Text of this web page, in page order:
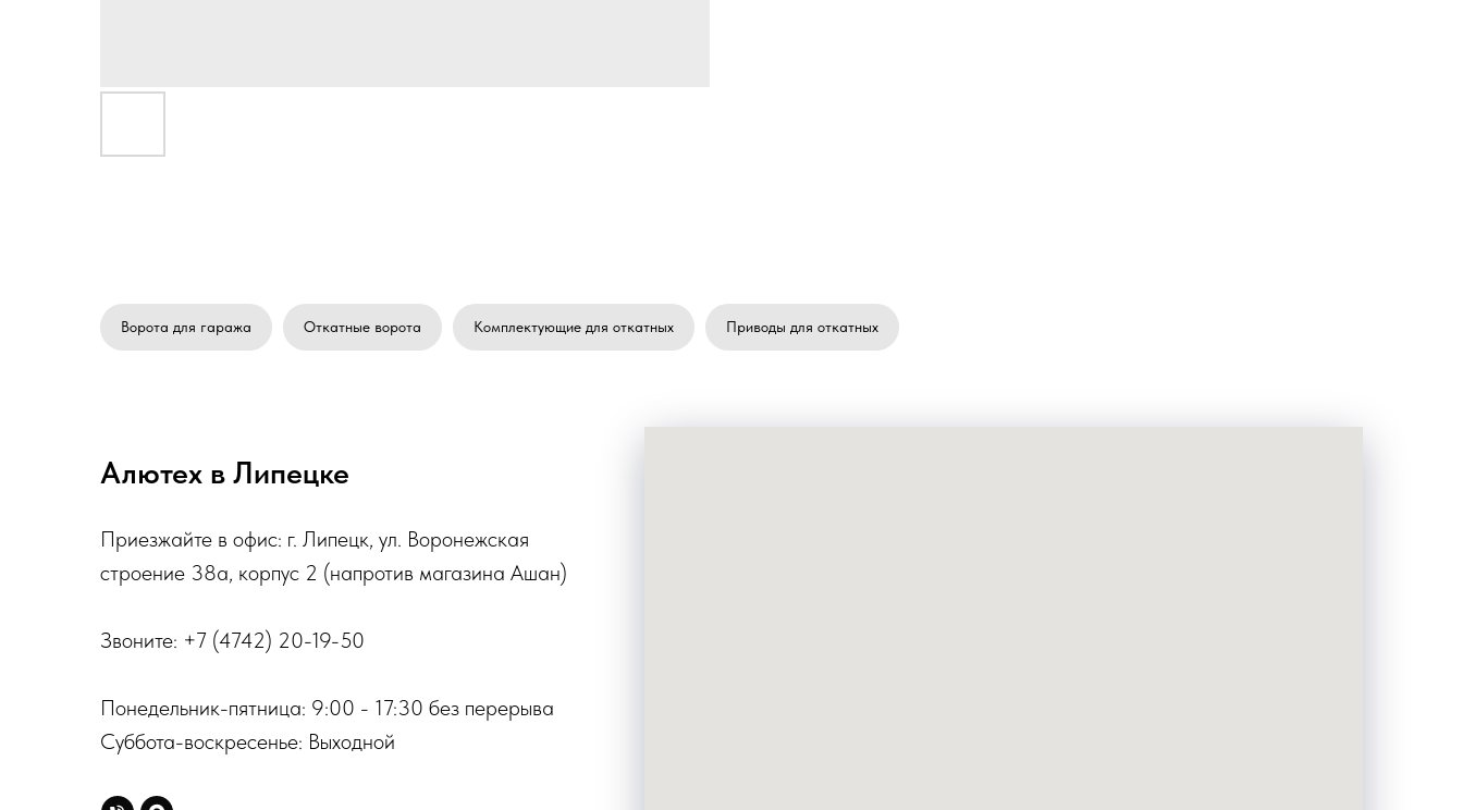
Ворота для гаража Откатные ворота Комплектующие для откатных Приводы для откатных
Алютех в Липецке
Приезжайте в офис: г. Липецк, ул. Воронежская
строение 38а, корпус 2 (напротив магазина Ашан)
Звоните: +7 (4742) 20-19-50
Понедельник-пятница: 9:00 - 17:30 без перерыва
Суббота-воскресенье: Выходной